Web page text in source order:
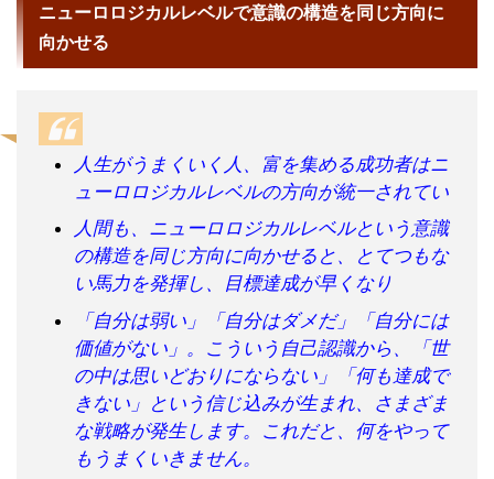
ニューロロジカルレベルで意識の構造を同じ方向に
向かせる
人生がうまくいく人、富を集める成功者はニ
ューロロジカルレベルの方向が統一されてい
人間も、ニューロロジカルレベルという意識
の構造を同じ方向に向かせると、とてつもな
い馬力を発揮し、目標達成が早くなり
「自分は弱い」「自分はダメだ」「自分には
価値がない」。こういう自己認識から、「世
の中は思いどおりにならない」「何も達成で
きない」という信じ込みが生まれ、さまざま
な戦略が発生します。これだと、何をやって
もうまくいきません。